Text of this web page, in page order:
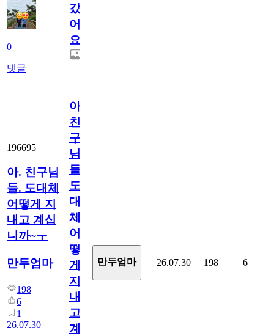
0
댓글
갔
어
요.
196695
아. 친구님
들. 도대체
어떻게 지
내고 계십
니까~ㅜ
만두엄마
198
6
1
26.07.30
아.
친
구
님
들.
도
대
체
어
떻
게
지
내
고
계
만두엄마 26.07.30 198 6